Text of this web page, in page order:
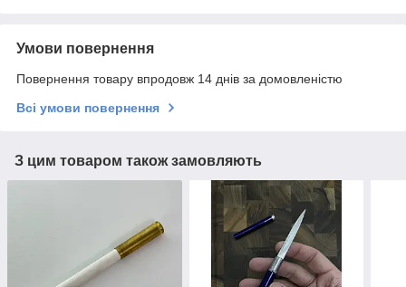
Умови повернення
Повернення товару впродовж 14 днів за домовленістю
Всі умови повернення
З цим товаром також замовляють